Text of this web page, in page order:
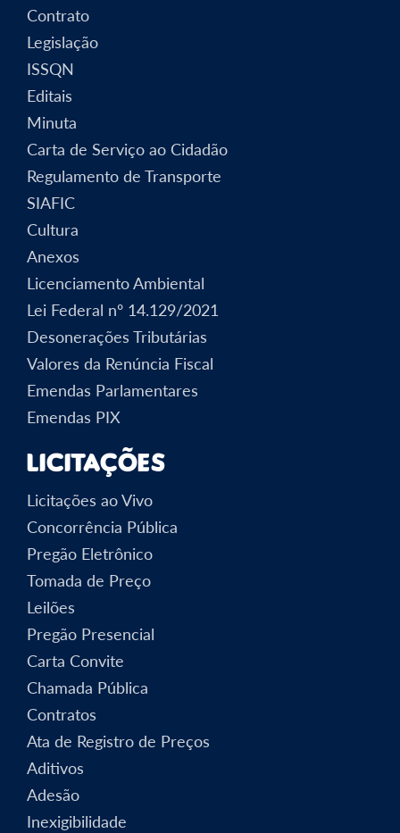
Contrato
Legislação
ISSQN
Editais
Minuta
Carta de Serviço ao Cidadão
Regulamento de Transporte
SIAFIC
Cultura
Anexos
Licenciamento Ambiental
Lei Federal nº 14.129/2021
Desonerações Tributárias
Valores da Renúncia Fiscal
Emendas Parlamentares
Emendas PIX
Licitações
Licitações ao Vivo
Concorrência Pública
Pregão Eletrônico
Tomada de Preço
Leilões
Pregão Presencial
Carta Convite
Chamada Pública
Contratos
Ata de Registro de Preços
Aditivos
Adesão
Inexigibilidade